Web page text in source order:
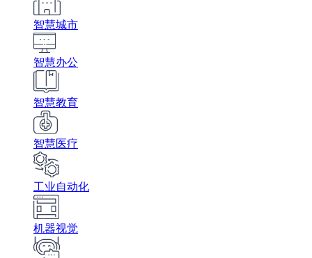
智慧城市
智慧办公
智慧教育
智慧医疗
工业自动化
机器视觉